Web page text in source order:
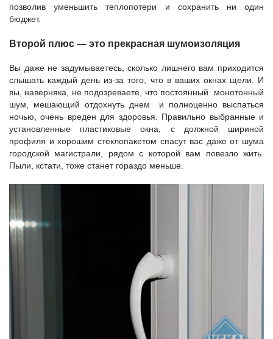
позволив уменьшить теплопотери и сохранить ни один
бюджет.
Второй плюс — это прекрасная шумоизоляция
Вы даже не задумываетесь, сколько лишнего вам приходится
слышать каждый день из-за того, что в ваших окнах щели. И
вы, наверняка, не подозреваете, что постоянный монотонный
шум, мешающий отдохнуть днем и полноценно выспаться
ночью, очень вреден для здоровья. Правильно выбранные и
установленные пластиковые окна, с должной шириной
профиля и хорошим стеклопакетом спасут вас даже от шума
городской магистрали, рядом с которой вам повезло жить.
Пыли, кстати, тоже станет гораздо меньше.